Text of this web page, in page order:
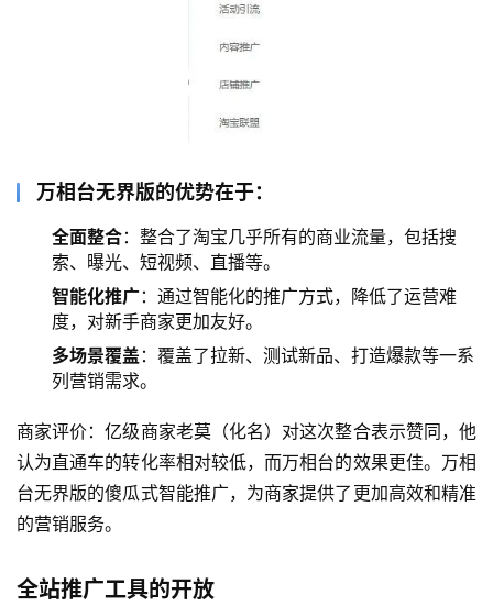
万相台无界版的优势在于：
全面整合：整合了淘宝几乎所有的商业流量，包括搜
索、曝光、短视频、直播等。
智能化推广：通过智能化的推广方式，降低了运营难
度，对新手商家更加友好。
多场景覆盖 ：覆盖了拉新、测试新品、打造爆款等一系
列营销需求。
商家评价：亿级商家老莫（化名）对这次整合表示赞同，他
认为直通车的转化率相对较低，而万相台的效果更佳。万相
台无界版的傻瓜式智能推广，为商家提供了更加高效和精准
的营销服务。
全站推广工具的开放